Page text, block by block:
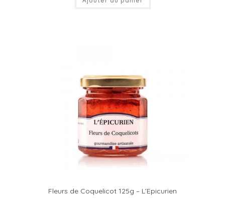
Fleurs de Coquelicot 125g – L’Epicurien